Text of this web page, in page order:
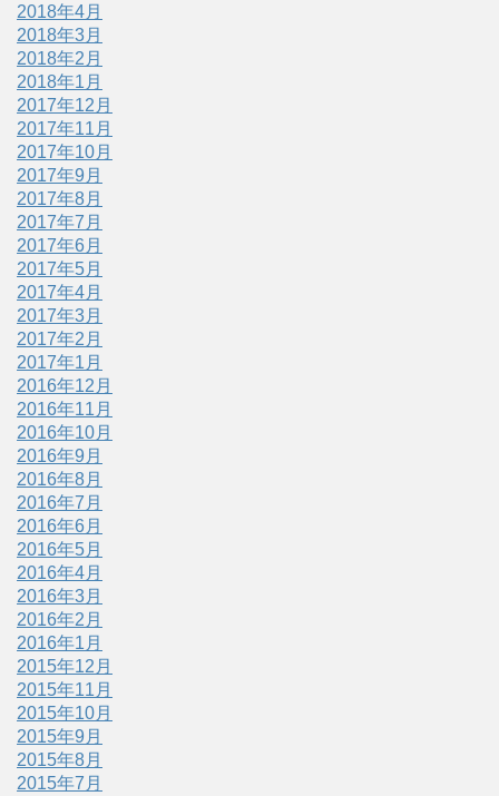
2018年4月
2018年3月
2018年2月
2018年1月
2017年12月
2017年11月
2017年10月
2017年9月
2017年8月
2017年7月
2017年6月
2017年5月
2017年4月
2017年3月
2017年2月
2017年1月
2016年12月
2016年11月
2016年10月
2016年9月
2016年8月
2016年7月
2016年6月
2016年5月
2016年4月
2016年3月
2016年2月
2016年1月
2015年12月
2015年11月
2015年10月
2015年9月
2015年8月
2015年7月